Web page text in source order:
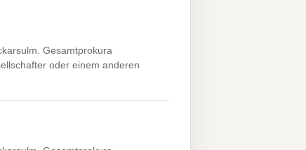
Gesamtprokura
oder einem anderen